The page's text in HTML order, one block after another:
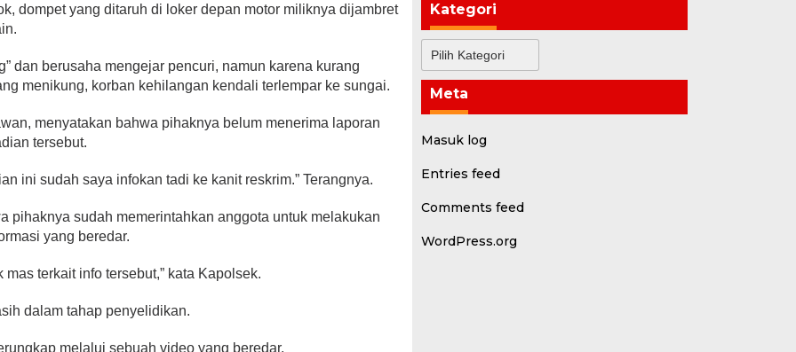
dompet yang ditaruh di loker depan motor miliknya dijambret
dan berusaha mengejar pencuri, namun karena kurang
menikung, korban kehilangan kendali terlempar ke sungai.
menyatakan bahwa pihaknya belum menerima laporan
tersebut.
ini sudah saya infokan tadi ke kanit reskrim.” Terangnya.
pihaknya sudah memerintahkan anggota untuk melakukan
yang beredar.
terkait info tersebut,” kata Kapolsek.
dalam tahap penyelidikan.
melalui sebuah video yang beredar.
Kategori
Meta
Masuk log
Entries feed
Comments feed
WordPress.org